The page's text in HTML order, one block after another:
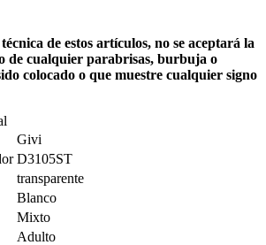
de estos artículos, no se aceptará la
de cualquier parabrisas, burbuja o
colocado o que muestre cualquier signo
Givi
D3105ST
transparente
Blanco
Mixto
Adulto